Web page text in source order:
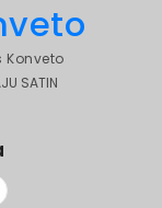
Konveto
SATIN